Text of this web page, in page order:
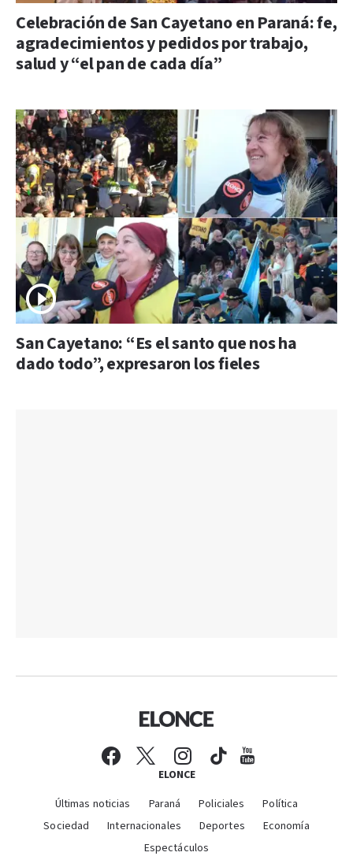
Celebración de San Cayetano en Paraná: fe,
agradecimientos y pedidos por trabajo,
salud y “el pan de cada día”
San Cayetano: “Es el santo que nos ha
dado todo”, expresaron los fieles
ELONCE
Últimas noticias Paraná Policiales
Política
Sociedad
Internacionales Deportes
Economía
Espectáculos